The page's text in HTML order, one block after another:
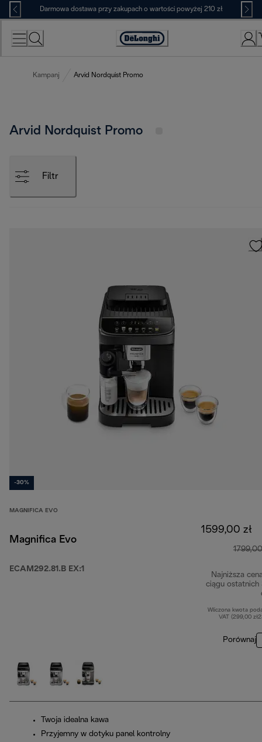
Skip
to
Content
Darmowa dostawa przy zakupach o wartości powyżej 210 zł
Deklaracja
Kampanj Arvid Nordquist Promo
Arvid Nordquist Promo
Filtr
-30%
MAGNIFICA EVO
Magnifica Evo
ECAM292.81.B EX:1
1599,00 zł
Najniższa
ciągu ostatnich
Wliczona kwota
VAT (299,00
Porównaj
Twoja idealna kawa
Przyjemny w dotyku panel kontrolny